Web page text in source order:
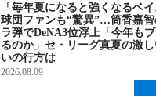
「毎年夏になると強くなるベ
球団ファンも“驚異”…筒香嘉
ラ弾でDeNA3位浮上「今年も
るのか」セ・リーグ真夏の激
いの行方は
2026.08.09